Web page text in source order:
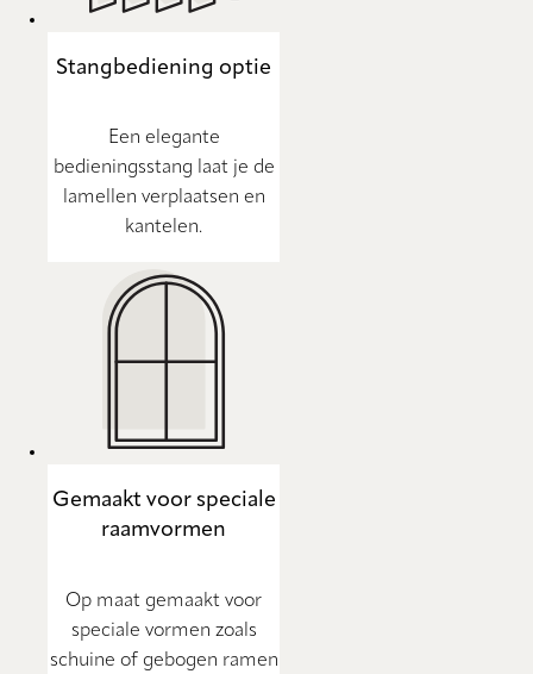
Stangbediening optie
Een elegante
bedieningsstang laat je de
lamellen verplaatsen en
kantelen.
Gemaakt voor speciale
raamvormen
Op maat gemaakt voor
speciale vormen zoals
schuine of gebogen ramen